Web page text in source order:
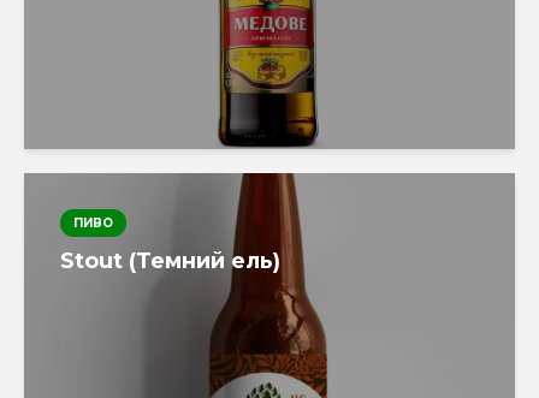
ПИВО
Stout (Темний ель)